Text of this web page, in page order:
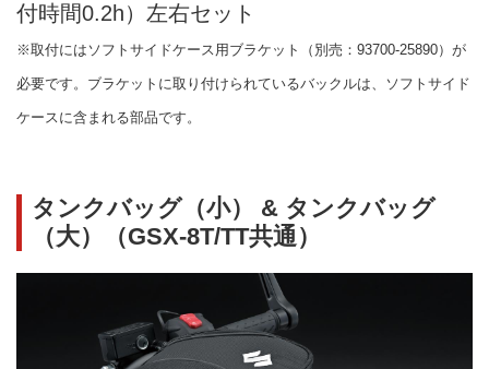
付時間0.2h）左右セット
※取付にはソフトサイドケース用ブラケット（別売：93700-25890）が
必要です。ブラケットに取り付けられているバックルは、ソフトサイド
ケースに含まれる部品です。
タンクバッグ（小） & タンクバッグ
（大）（GSX-8T/TT共通）